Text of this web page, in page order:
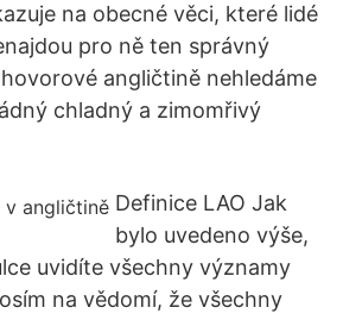
na obecné věci, které lidé
pro ně ten správný
angličtině nehledáme
chladný a zimomřivý
Definice LAO Jak
bylo uvedeno výše,
uvidíte všechny významy
na vědomí, že všechny